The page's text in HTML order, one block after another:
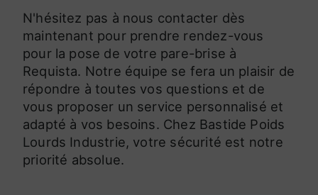
N'hésitez pas à nous contacter dès
maintenant pour prendre rendez-vous
pour la pose de votre pare-brise à
Requista. Notre équipe se fera un plaisir de
répondre à toutes vos questions et de
vous proposer un service personnalisé et
adapté à vos besoins. Chez Bastide Poids
Lourds Industrie, votre sécurité est notre
priorité absolue.